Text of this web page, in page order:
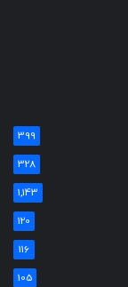
399
328
1,143
120
116
105